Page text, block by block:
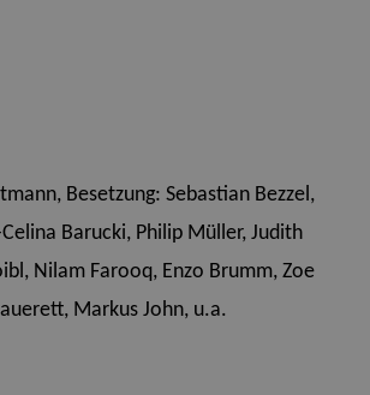
Besetzung: Sebastian Bezzel,
Barucki, Philip Müller, Judith
Nilam Farooq, Enzo Brumm, Zoe
Markus John, u.a.